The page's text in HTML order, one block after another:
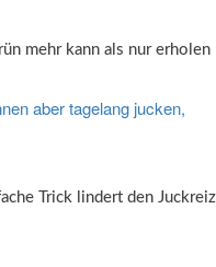
mehr kann als nur erholen
Trick lindert den Juckreiz